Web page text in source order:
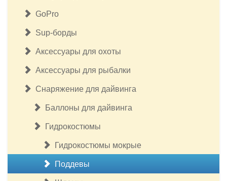
GoPro
Sup-борды
Аксессуары для охоты
Аксессуары для рыбалки
Снаряжение для дайвинга
Баллоны для дайвинга
Гидрокостюмы
Гидрокостюмы мокрые
Поддевы